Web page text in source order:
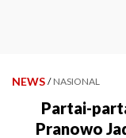
NEWS / NASIONAL
Partai-
Pranowo